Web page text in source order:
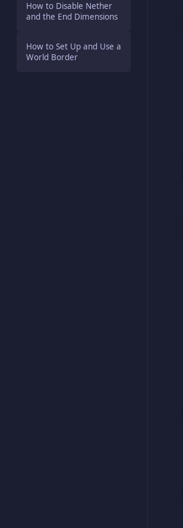
How to Disable Nether
and the End Dimensions
How to Set Up and Use a
World Border